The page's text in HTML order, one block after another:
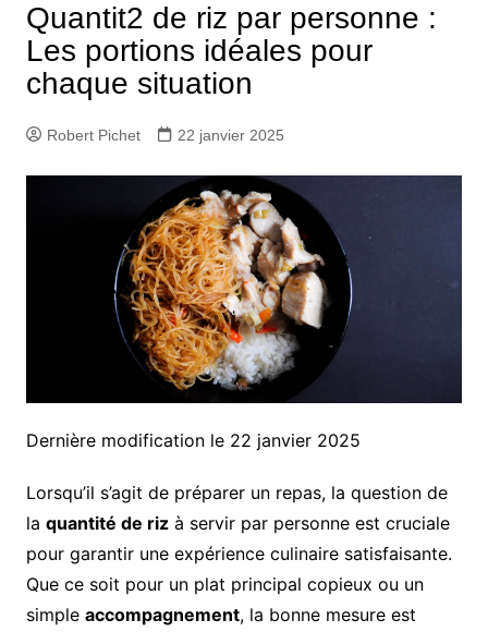
Quantit2 de riz par personne :
Les portions idéales pour
chaque situation
Robert Pichet 22 janvier 2025
Dernière modification le 22 janvier 2025
Lorsqu’il s’agit de préparer un repas, la question de
la quantité de rizà servir par personne est cruciale
pour garantir une expérience culinaire satisfaisante.
Que ce soit pour un plat principal copieux ou un
simple accompagnement, la bonne mesure est